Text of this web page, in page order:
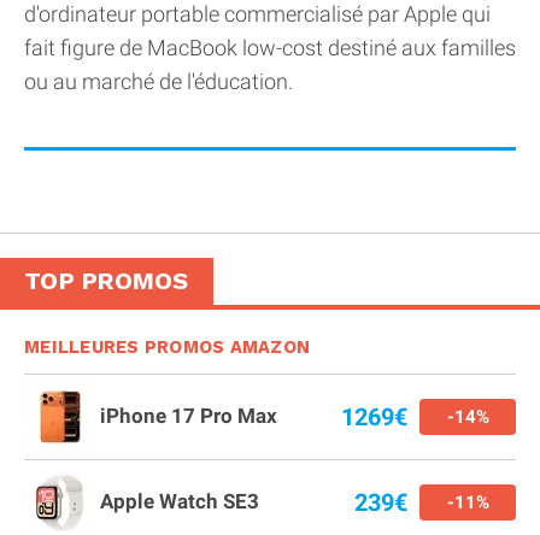
d'ordinateur portable commercialisé par Apple qui
fait figure de MacBook low-cost destiné aux familles
ou au marché de l'éducation.
TOP PROMOS
MEILLEURES PROMOS AMAZON
iPhone 17 Pro Max 1269€ -14%
Apple Watch SE3 239€ -11%